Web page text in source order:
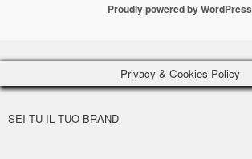
Proudly powered by WordPress
Privacy & Cookies Policy
SEI TU IL TUO BRAND